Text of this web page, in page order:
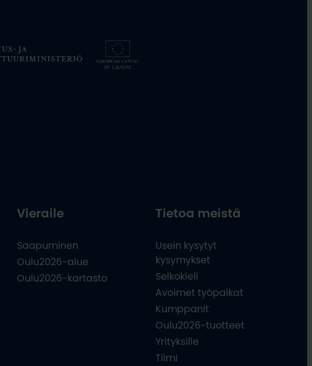
Vieraile
Saapuminen
Oulu2026-alue
Oulu2026-kartasto
Tietoa meistä
Usein kysytyt
kysymykset
Selkokieli
Avoimet työpaikat
Kumppanit
Oulu2026-tuotteet
Yrityksille
Tiimi